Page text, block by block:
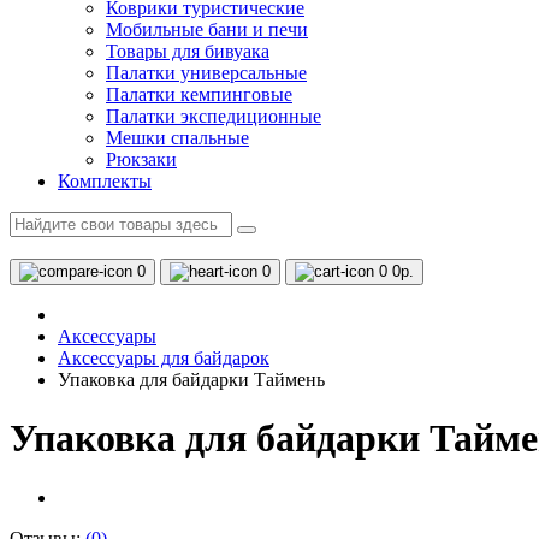
Коврики туристические
Мобильные бани и печи
Товары для бивуака
Палатки универсальные
Палатки кемпинговые
Палатки экспедиционные
Мешки спальные
Рюкзаки
Комплекты
0 0 0 0р.
Аксессуары
Аксессуары для байдарок
Упаковка для байдарки Таймень
Упаковка для байдарки